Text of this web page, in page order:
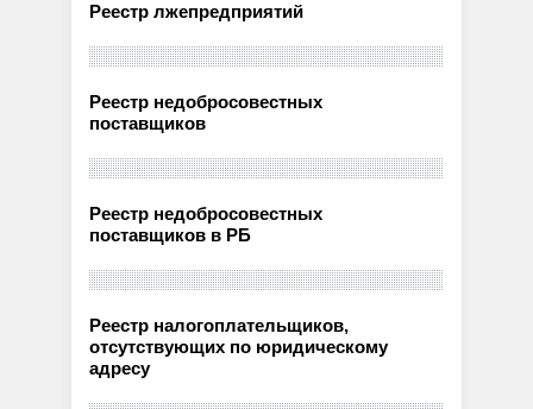
Реестр лжепредприятий
Реестр недобросовестных
поставщиков
Реестр недобросовестных
поставщиков в РБ
Реестр налогоплательщиков,
отсутствующих по юридическому
адресу